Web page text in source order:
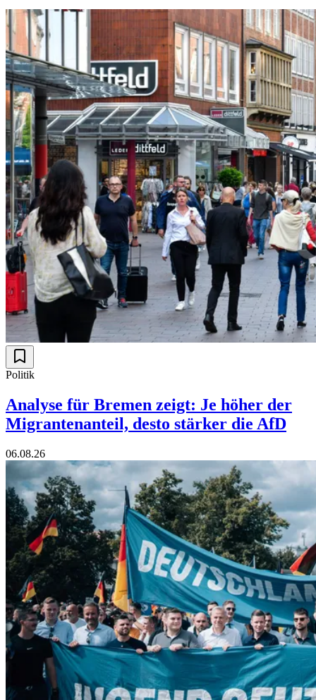
Politik
Analyse für Bremen zeigt: Je höher der
Migrantenanteil, desto stärker die AfD
06.08.26